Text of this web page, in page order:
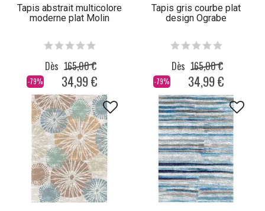
Tapis abstrait multicolore
moderne plat Molin
-79%
Dès 165,00 €
34,99 €
Tapis gris courbe plat
design Ograbe
-79%
Dès 165,00 €
34,99 €